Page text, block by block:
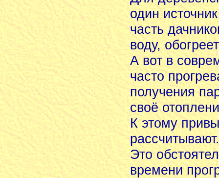
один
часть
воду,
А вот в
часто
получения
своё
К этому
рассчитывают.
Это
времени